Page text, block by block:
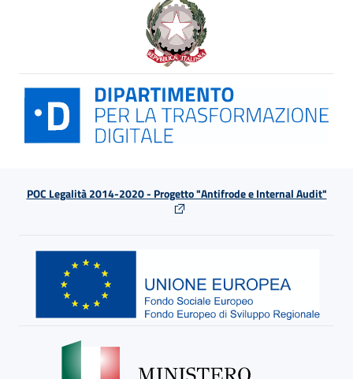
POC Legalità 2014-2020 - Progetto "Antifrode e Internal Audit"